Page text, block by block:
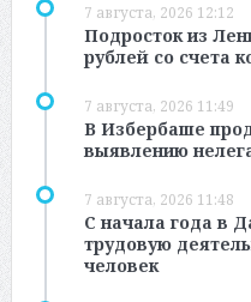
7 августа, 2026 12:12
Подросток из
рублей со счета
7 августа, 2026 11:49
В Избербаше
выявлению
7 августа, 2026 11:48
С начала года в
трудовую
человек